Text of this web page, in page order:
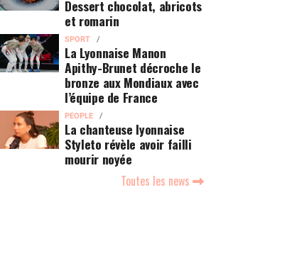
Dessert chocolat, abricots
et romarin
SPORT
La Lyonnaise Manon
Apithy-Brunet décroche le
bronze aux Mondiaux avec
l’équipe de France
PEOPLE
La chanteuse lyonnaise
Styleto révèle avoir failli
mourir noyée
Toutes les news